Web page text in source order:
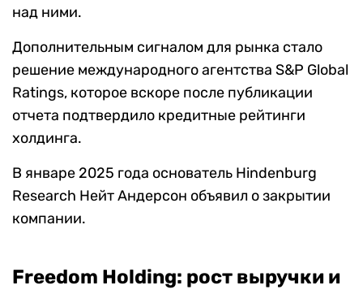
над ними.
Дополнительным сигналом для рынка стало
решение международного агентства S&P Global
Ratings, которое вскоре после публикации
отчета подтвердило кредитные рейтинги
холдинга.
В январе 2025 года основатель Hindenburg
Research Нейт Андерсон объявил о закрытии
компании.
Freedom Holding: рост выручки и